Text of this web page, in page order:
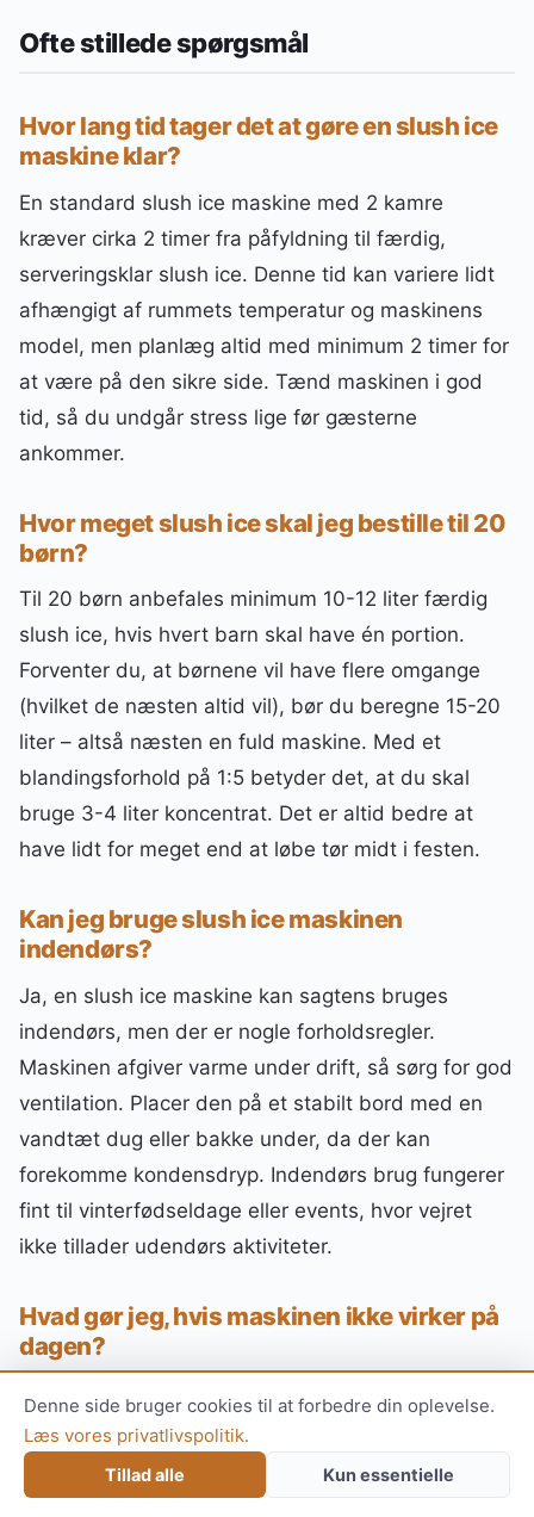
Ofte stillede spørgsmål
Hvor lang tid tager det at gøre en slush ice
maskine klar?
En standard slush ice maskine med 2 kamre
kræver cirka 2 timer fra påfyldning til færdig,
serveringsklar slush ice. Denne tid kan variere lidt
afhængigt af rummets temperatur og maskinens
model, men planlæg altid med minimum 2 timer for
at være på den sikre side. Tænd maskinen i god
tid, så du undgår stress lige før gæsterne
ankommer.
Hvor meget slush ice skal jeg bestille til 20
børn?
Til 20 børn anbefales minimum 10-12 liter færdig
slush ice, hvis hvert barn skal have én portion.
Forventer du, at børnene vil have flere omgange
(hvilket de næsten altid vil), bør du beregne 15-20
liter – altså næsten en fuld maskine. Med et
blandingsforhold på 1:5 betyder det, at du skal
bruge 3-4 liter koncentrat. Det er altid bedre at
have lidt for meget end at løbe tør midt i festen.
Kan jeg bruge slush ice maskinen
indendørs?
Ja, en slush ice maskine kan sagtens bruges
indendørs, men der er nogle forholdsregler.
Maskinen afgiver varme under drift, så sørg for god
ventilation. Placer den på et stabilt bord med en
vandtæt dug eller bakke under, da der kan
forekomme kondensdryp. Indendørs brug fungerer
fint til vinterfødseldage eller events, hvor vejret
ikke tillader udendørs aktiviteter.
Hvad gør jeg, hvis maskinen ikke virker på
dagen?
Kontakt straks udlejeren – seriøse
udlejningsvirksomheder har typisk en
beredskabsplan for sådanne situationer. De mest
almindelige problemer er simple at løse: tjek at
Denne side bruger cookies til at forbedre din oplevelse.
Læs vores privatlivspolitik.
Tillad alle Kun essentielle